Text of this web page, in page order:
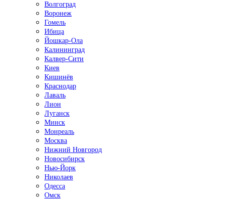
Волгоград
Воронеж
Гомель
Ибица
Йошкар-Ола
Калининград
Калвер-Сити
Киев
Кишинёв
Краснодар
Лаваль
Лион
Луганск
Минск
Монреаль
Москва
Нижний Новгород
Новосибирск
Нью-Йорк
Николаев
Одесса
Омск